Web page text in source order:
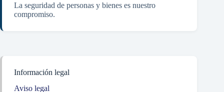
La seguridad de personas y bienes es nuestro
compromiso.
Información legal
Aviso legal